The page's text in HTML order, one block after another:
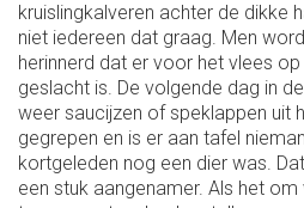
kruislingkalveren achter de dikke
niet iedereen dat graag. Men
herinnerd dat er voor het vlees
geslacht is. De volgende dag in
weer saucijzen of speklappen uit
gegrepen en is er aan tafel
kortgeleden nog een dier was.
een stuk aangenamer. Als het